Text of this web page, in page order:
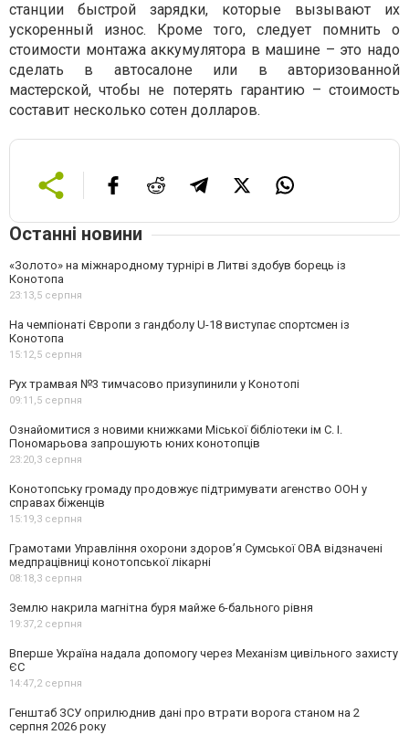
станции быстрой зарядки, которые вызывают их
ускоренный износ. Кроме того, следует помнить о
стоимости монтажа аккумулятора в машине – это надо
сделать в автосалоне или в авторизованной
мастерской, чтобы не потерять гарантию – стоимость
составит несколько сотен долларов.
Останні новини
«Золото» на міжнародному турнірі в Литві здобув борець із
Конотопа
23:13,5 серпня
На чемпіонаті Європи з гандболу U-18 виступає спортсмен із
Конотопа
15:12,5 серпня
Рух трамвая №3 тимчасово призупинили у Конотопі
09:11,5 серпня
Ознайомитися з новими книжками Міської бібліотеки ім С. І.
Пономарьова запрошують юних конотопців
23:20,3 серпня
Конотопську громаду продовжує підтримувати агенство ООН у
справах біженців
15:19,3 серпня
Грамотами Управління охорони здоров’я Сумської ОВА відзначені
медпрацівниці конотопської лікарні
08:18,3 серпня
Землю накрила магнітна буря майже 6-бального рівня
19:37,2 серпня
Вперше Україна надала допомогу через Механізм цивільного захисту
ЄС
14:47,2 серпня
Генштаб ЗСУ оприлюднив дані про втрати ворога станом на 2
серпня 2026 року